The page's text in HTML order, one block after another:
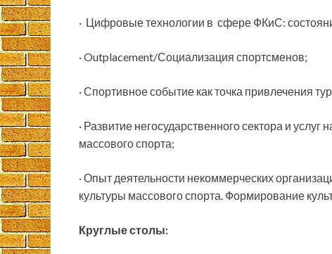
· Цифровые технологии в сфере ФКиС:
· Outplacement/Социализация спортсменов;
· Спортивное событие как точка привлечения
· Развитие негосударственного сектора и
массового спорта;
· Опыт деятельности некоммерческих
культуры массового спорта. Формирование
Круглые столы: